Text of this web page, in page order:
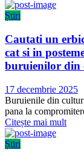
Știri
Cautati un
cat si in
buruienilor din
Publicat
pe
17 decembrie 2025
Buruienile din
pana la
Citește mai mult
Știri